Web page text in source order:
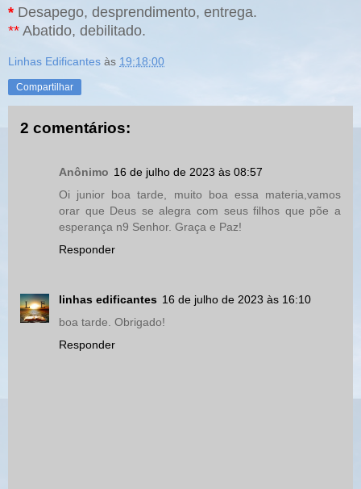
* Desapego, desprendimento, entrega.
** Abatido, debilitado.
Linhas Edificantes às 19:18:00
Compartilhar
2 comentários:
Anônimo 16 de julho de 2023 às 08:57
Oi junior boa tarde, muito boa essa materia,vamos
orar que Deus se alegra com seus filhos que põe a
esperança n9 Senhor. Graça e Paz!
Responder
linhas edificantes 16 de julho de 2023 às 16:10
boa tarde. Obrigado!
Responder